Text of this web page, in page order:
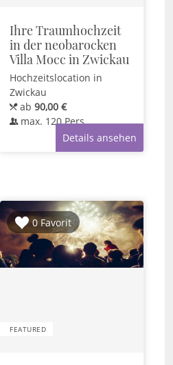
Ihre Traumhochzeit
in der neobarocken
Villa Mocc in Zwickau
Hochzeitslocation in
Zwickau
ab90,00 €
max. 120Pers.
Details ansehen
0 Favorit
FEATURED